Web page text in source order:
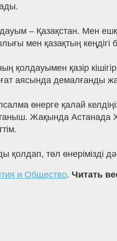
– Қазақстан. Мен
мен қазақтың кеңдігі
қолдауымен қазір
аясында демалғанды
өнерге қалай
Жақында Астанада
қолдап, төл өнерімізді
и Общество. Читать